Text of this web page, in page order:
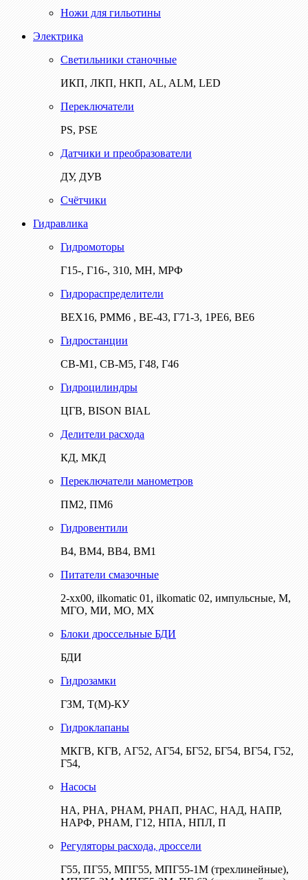
Ножи для гильотины
Электрика
Светильники станочные
ИКП, ЛКП, НКП, AL, ALM, LED
Переключатели
PS, PSE
Датчики и преобразователи
ДУ, ДУВ
Счётчики
Гидравлика
Гидромоторы
Г15-, Г16-, 310, МН, МРФ
Гидрораспределители
ВЕХ16, РММ6 , ВЕ-43, Г71-3, 1РЕ6, ВЕ6
Гидростанции
СВ-М1, СВ-М5, Г48, Г46
Гидроцилиндры
ЦГВ, BISON BIAL
Делители расхода
КД, МКД
Переключатели манометров
ПМ2, ПМ6
Гидровентили
В4, ВМ4, ВВ4, ВМ1
Питатели смазочные
2-хх00, ilkomatic 01, ilkomatic 02, импульсные, М,
МГО, МИ, МО, МХ
Блоки дроссельные БДИ
БДИ
Гидрозамки
ГЗМ, Т(М)-КУ
Гидроклапаны
МКГВ, КГВ, АГ52, АГ54, БГ52, БГ54, ВГ54, Г52,
Г54,
Насосы
НА, РНА, РНАМ, РНАП, РНАС, НАД, НАПР,
НАРФ, РНАМ, Г12, НПА, НПЛ, П
Регуляторы расхода, дроссели
Г55, ПГ55, МПГ55, МПГ55-1М (трехлинейные),